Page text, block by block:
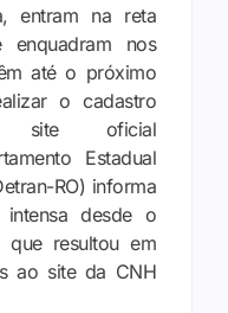
entram na reta
nos
até o próximo
o cadastro
site oficial
Estadual
RO) informa
desde o
que resultou em
ao site da CNH